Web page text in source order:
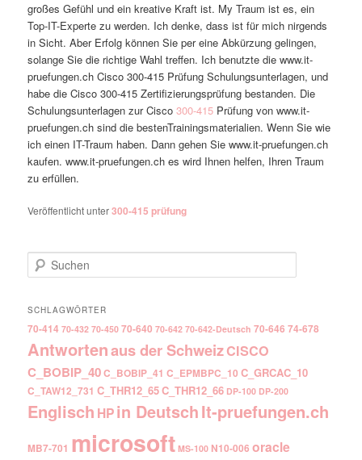
großes Gefühl und ein kreative Kraft ist. My Traum ist es, ein
Top-IT-Experte zu werden. Ich denke, dass ist für mich nirgends
in Sicht. Aber Erfolg können Sie per eine Abkürzung gelingen,
solange Sie die richtige Wahl treffen. Ich benutzte die www.it-
pruefungen.ch Cisco 300-415 Prüfung Schulungsunterlagen, und
habe die Cisco 300-415 Zertifizierungsprüfung bestanden. Die
Schulungsunterlagen zur Cisco300-415 Prüfung von www.it-
pruefungen.ch sind die bestenTrainingsmaterialien. Wenn Sie wie
ich einen IT-Traum haben. Dann gehen Sie www.it-pruefungen.ch
kaufen. www.it-pruefungen.ch es wird Ihnen helfen, Ihren Traum
zu erfüllen.
Veröffentlicht unter300-415 prüfung
Suchen
SCHLAGWÖRTER
70-414 70-432 70-450 70-640 70-642 70-642-Deutsch 70-646 74-678
Antwortenaus der SchweizCISCO
C_BOBIP_40C_BOBIP_41 C_EPMBPC_10 C_GRCAC_10
C_TAW12_731 C_THR12_65C_THR12_66 DP-100 DP-200
Englisch HPin DeutschIt-pruefungen.ch
MB7-701 microsoft MS-100 N10-006 oracle